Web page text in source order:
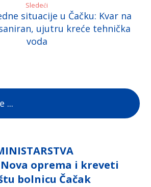
Sledeći
situacije u Čačku: Kvar na
ujutru kreće tehnička
voda
...
Nova oprema i kreveti
bolnicu Čačak